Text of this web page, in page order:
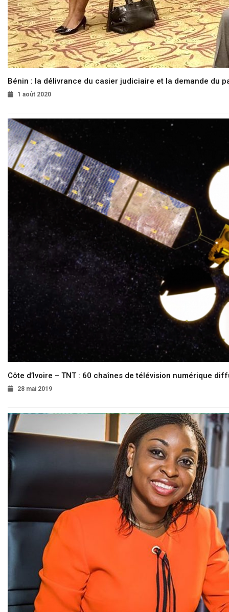
Bénin : la délivrance du casier judiciaire et la demande du
1 août 2020
Côte d’Ivoire – TNT : 60 chaînes de télévision numérique
28 mai 2019